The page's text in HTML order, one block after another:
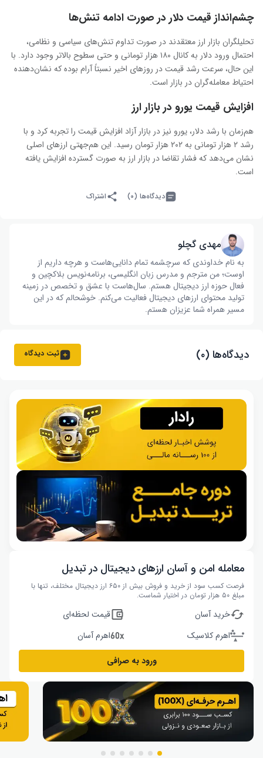
چشم‌انداز قیمت دلار در صورت ادامه تنش‌ها
تحلیلگران بازار ارز معتقدند در صورت تداوم تنش‌های سیاسی و نظامی،
احتمال ورود دلار به کانال ۱۸۰ هزار تومانی و حتی سطوح بالاتر وجود دارد. با
این حال، سرعت رشد قیمت در روزهای اخیر نسبتاً آرام بوده که نشان‌دهنده
احتیاط معامله‌گران در بازار است.
افزایش قیمت یورو در بازار ارز
هم‌زمان با رشد دلار، یورو نیز در بازار آزاد افزایش قیمت را تجربه کرد و با
رشد ۲ هزار تومانی به ۲۰۲ هزار تومان رسید. این هم‌جهتی ارزهای اصلی
نشان می‌دهد که فشار تقاضا در بازار ارز به صورت گسترده افزایش یافته
است.
دیدگاه‌ها (۰) اشتراک
مهدی گچلو
به نام خداوندی که سرچشمه تمام دانایی‌هاست و هرچه داریم از
اوست؛ من مترجم و مدرس زبان انگلیسی، برنامه‌نویس بلاکچین و
فعال حوزه ارز دیجیتال هستم. سال‌هاست با عشق و تخصص در زمینه
تولید محتوای ارزهای دیجیتال فعالیت می‌کنم. خوشحالم که در این
مسیر همراه شما عزیزان هستم.
دیدگاه‌ها (۰) ثبت دیدگاه
معامله امن و آسان ارزهای دیجیتال در تبدیل
فرصت کسب سود از خرید و فروش بیش از ۶۵۰ ارز دیجیتال مختلف، تنها با
مبلغ ۵۰ هزار تومان در اختیار شماست.
خرید آسان
قیمت لحظه‌ای
اهرم کلاسیک
اهرم آسان
ورود به صرافی